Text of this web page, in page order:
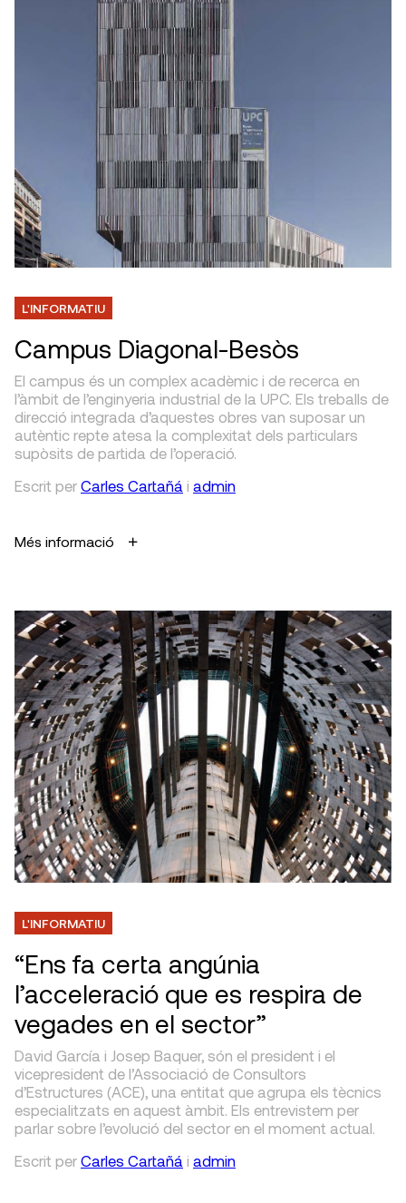
L'INFORMATIU
Campus Diagonal-Besòs
El campus és un complex acadèmic i de recerca en
l’àmbit de l’enginyeria industrial de la UPC. Els treballs de
direcció integrada d’aquestes obres van suposar un
autèntic repte atesa la complexitat dels particulars
supòsits de partida de l’operació.
Escrit per Carles Cartañá i admin
Més informació
L'INFORMATIU
“Ens fa certa angúnia
l’acceleració que es respira de
vegades en el sector”
David García i Josep Baquer, són el president i el
vicepresident de l’Associació de Consultors
d’Estructures (ACE), una entitat que agrupa els tècnics
especialitzats en aquest àmbit. Els entrevistem per
parlar sobre l’evolució del sector en el moment actual.
Escrit per Carles Cartañá i admin